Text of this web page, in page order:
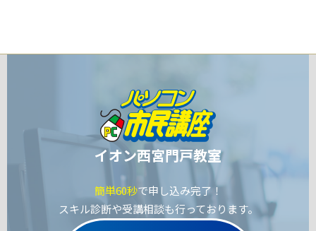
イオン西宮門戸教室
簡単60秒で申し込み完了！
スキル診断や受講相談も行っております。